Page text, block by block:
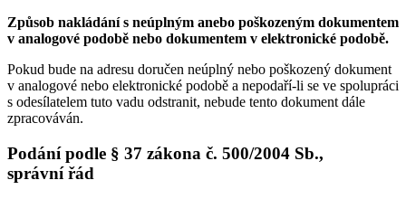
Způsob nakládání s neúplným anebo poškozeným dokumentem
v analogové podobě nebo dokumentem v elektronické podobě.
Pokud bude na adresu doručen neúplný nebo poškozený dokument
v analogové nebo elektronické podobě a nepodaří-li se ve spolupráci
s odesílatelem tuto vadu odstranit, nebude tento dokument dále
zpracováván.
Podání podle § 37 zákona č. 500/2004 Sb.,
správní řád